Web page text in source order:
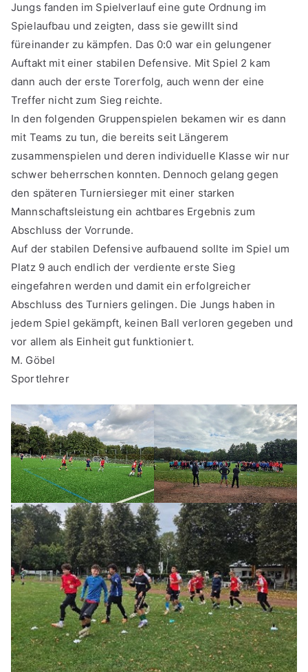
Jungs fanden im Spielverlauf eine gute Ordnung im
Spielaufbau und zeigten, dass sie gewillt sind
füreinander zu kämpfen. Das 0:0 war ein gelungener
Auftakt mit einer stabilen Defensive. Mit Spiel 2 kam
dann auch der erste Torerfolg, auch wenn der eine
Treffer nicht zum Sieg reichte.
In den folgenden Gruppenspielen bekamen wir es dann
mit Teams zu tun, die bereits seit Längerem
zusammenspielen und deren individuelle Klasse wir nur
schwer beherrschen konnten. Dennoch gelang gegen
den späteren Turniersieger mit einer starken
Mannschaftsleistung ein achtbares Ergebnis zum
Abschluss der Vorrunde.
Auf der stabilen Defensive aufbauend sollte im Spiel um
Platz 9 auch endlich der verdiente erste Sieg
eingefahren werden und damit ein erfolgreicher
Abschluss des Turniers gelingen. Die Jungs haben in
jedem Spiel gekämpft, keinen Ball verloren gegeben und
vor allem als Einheit gut funktioniert.
M. Göbel
Sportlehrer